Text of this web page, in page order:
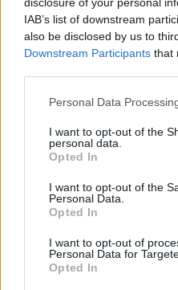
IAB’s list of downstream
also be disclosed by us to
Downstream Participants that
Personal Data
I want to opt-out of the
personal data.
Opted In
I want to opt-out of the
Personal Data.
Opted In
I want to opt-out of
Personal Data for
Opted In
Liza
Melanholiski sapņaina,
varone. Taču var būt
gādīga draudzene un
Saimnieciska, asa,
nepiepildītas mīlas
nedomājot par pagājušo
Betijai ir sacīkšu